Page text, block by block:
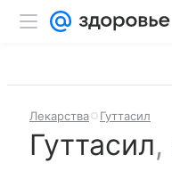
Лекарства Гуттасил
Гуттасил,